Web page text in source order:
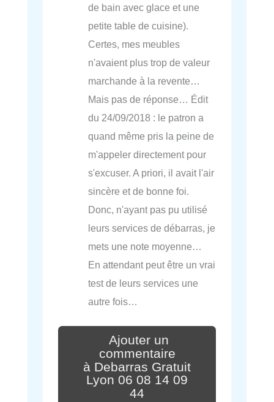
de bain avec glace et une
petite table de cuisine).
Certes, mes meubles
n'avaient plus trop de valeur
marchande à la revente…
Mais pas de réponse… Édit
du 24/09/2018 : le patron a
quand même pris la peine de
m'appeler directement pour
s'excuser. A priori, il avait l'air
sincère et de bonne foi.
Donc, n'ayant pas pu utilisé
leurs services de débarras, je
mets une note moyenne…
En attendant peut être un vrai
test de leurs services une
autre fois…
Ajouter un
commentaire
à Debarras Gratuit
Lyon 06 08 14 09
44